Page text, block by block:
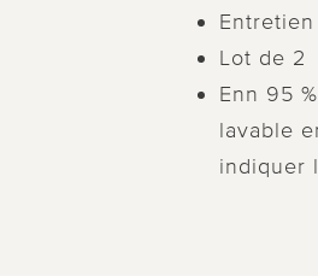
Lot de 2
Enn 95
lavable
indiquer